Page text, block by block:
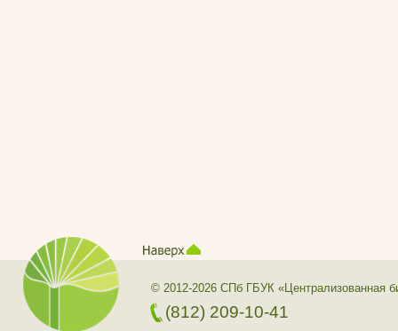
© 2012-2026 СПб ГБУК «Централизованная
(812) 209-10-41